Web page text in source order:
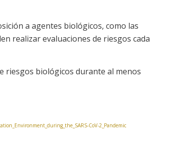
a agentes biológicos, como las
realizar evaluaciones de riesgos cada
riesgos biológicos durante al menos
CoV-2_Pandemic